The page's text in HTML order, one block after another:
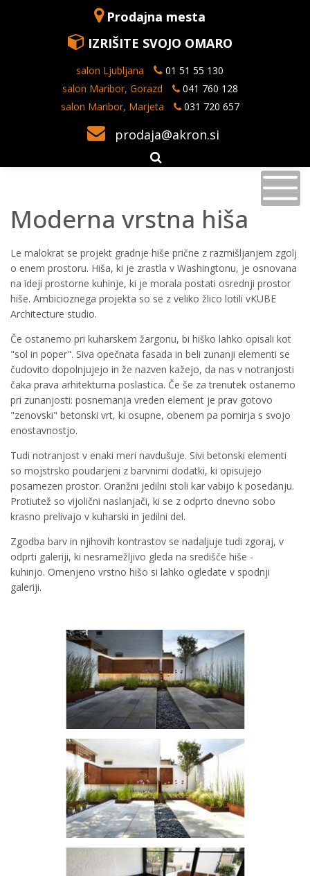
Prodajna mesta
IZRIŠITE SVOJO OMARO
salon Ljubljana
01 51 55 130
salon Maribor, Gorazd
041 760 128
salon Maribor, Marjeta
031 720 657
prodaja@akron.si
Moderna vrstna hiša
Le malokrat se projekt gradnje hiše prične z razmišljanjem zgolj
o enem prostoru. Hiša, ki je zrastla v Washingtonu, je osnovana
na ideji prostorne kuhinje, ki je morala postati osrednji prostor
hiše. Ambicioznega projekta so se z veliko žlico lotili vKUBE
Architecture studio.
Če ostanemo pri kuharskem žargonu, bi hiško lahko opisali kot
"sol in poper". Siva opečnata fasada in beli zunanji elementi se
čudovito dopolnjujejo in že nazven kažejo, da nas v notranjosti
čaka prava arhitekturna poslastica. Če še za trenutek ostanemo
pri zunanjosti: posnemanja vreden element je prav gotovo
"zenovski" betonski vrt, ki osupne, obenem pa pomirja s svojo
enostavnostjo.
Tudi notranjost v enaki meri navdušuje. Sivi betonski elementi
so mojstrsko poudarjeni z barvnimi dodatki, ki opisujejo
posamezen prostor. Oranžni jedilni stoli kar vabijo k posedanju.
Protiutež so vijolični naslanjači, ki se z odprto dnevno sobo
krasno prelivajo v kuharski in jedilni del.
Zgodba barv in njihovih kontrastov se nadaljuje tudi zgoraj, v
odprti galeriji, ki nesramežljivo gleda na središče hiše -
kuhinjo. Omenjeno vrstno hišo si lahko ogledate v spodnji
galeriji.